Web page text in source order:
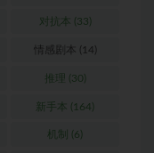
对抗本 (33)
情感剧本 (14)
推理 (30)
新手本 (164)
机制 (6)